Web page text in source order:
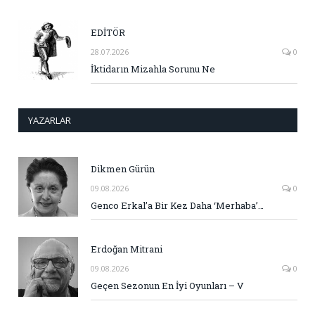
EDİTÖR
28.07.2026 0
İktidarın Mizahla Sorunu Ne
YAZARLAR
Dikmen Gürün
09.08.2026 0
Genco Erkal’a Bir Kez Daha ‘Merhaba’…
Erdoğan Mitrani
09.08.2026 0
Geçen Sezonun En İyi Oyunları – V